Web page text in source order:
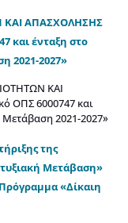
ΚΑΙ ΑΠΑΣΧΟΛΗΣΗΣ
και ένταξη στο
2021-2027»
ΚΑΙ
ΟΠΣ 6000747 και
2021-2027»
της
Μετάβαση»
«Δίκαιη